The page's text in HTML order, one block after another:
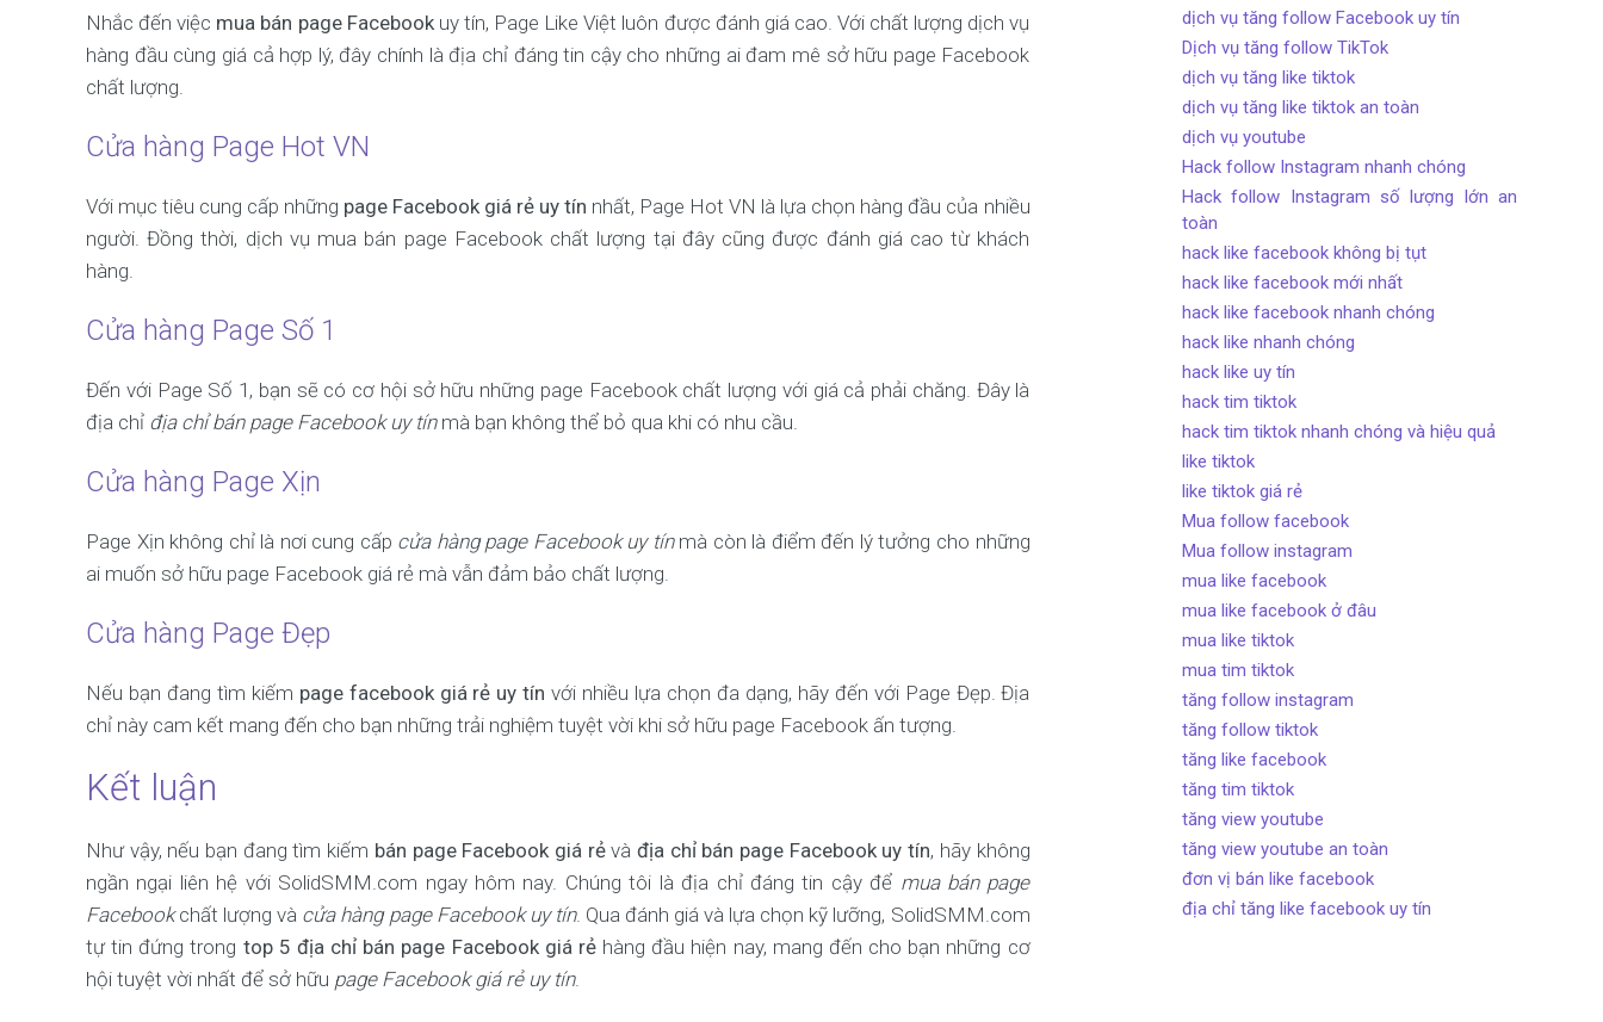
Nhắc đến việc mua bán page Facebookuy tín, Page Like Việt luôn được đánh giá cao. Với chất lượng dịch vụ
hàng đầu cùng giá cả hợp lý, đây chính là địa chỉ đáng tin cậy cho những ai đam mê sở hữu page Facebook
chất lượng.
Cửa hàng Page Hot VN
Với mục tiêu cung cấp những page Facebook giá rẻ uy tín nhất, Page Hot VN là lựa chọn hàng đầu của nhiều
người. Đồng thời, dịch vụ mua bán page Facebook chất lượng tại đây cũng được đánh giá cao từ khách
hàng.
Cửa hàng Page Số 1
Đến với Page Số 1, bạn sẽ có cơ hội sở hữu những page Facebook chất lượng với giá cả phải chăng. Đây là
địa chỉ địa chỉ bán page Facebook uy tínmà bạn không thể bỏ qua khi có nhu cầu.
Cửa hàng Page Xịn
Page Xịn không chỉ là nơi cung cấp cửa hàng page Facebook uy tínmà còn là điểm đến lý tưởng cho những
ai muốn sở hữu page Facebook giá rẻ mà vẫn đảm bảo chất lượng.
Cửa hàng Page Đẹp
Nếu bạn đang tìm kiếm page facebook giá rẻ uy tín với nhiều lựa chọn đa dạng, hãy đến với Page Đẹp. Địa
chỉ này cam kết mang đến cho bạn những trải nghiệm tuyệt vời khi sở hữu page Facebook ấn tượng.
Kết luận
Như vậy, nếu bạn đang tìm kiếm bán page Facebook giá rẻvà địa chỉ bán page Facebook uy tín, hãy không
ngần ngại liên hệ với SolidSMM.com ngay hôm nay. Chúng tôi là địa chỉ đáng tin cậy để mua bán page
Facebookchất lượng và cửa hàng page Facebook uy tín. Qua đánh giá và lựa chọn kỹ lưỡng, SolidSMM.com
tự tin đứng trong top 5 địa chỉ bán page Facebook giá rẻhàng đầu hiện nay, mang đến cho bạn những cơ
hội tuyệt vời nhất để sở hữu page Facebook giá rẻ uy tín.
dịch vụ tăng follow Facebook uy tín
Dịch vụ tăng follow TikTok
dịch vụ tăng like tiktok
dịch vụ tăng like tiktok an toàn
dịch vụ youtube
Hack follow Instagram nhanh chóng
Hack follow Instagram số lượng lớn an
toàn
hack like facebook không bị tụt
hack like facebook mới nhất
hack like facebook nhanh chóng
hack like nhanh chóng
hack like uy tín
hack tim tiktok
hack tim tiktok nhanh chóng và hiệu quả
like tiktok
like tiktok giá rẻ
Mua follow facebook
Mua follow instagram
mua like facebook
mua like facebook ở đâu
mua like tiktok
mua tim tiktok
tăng follow instagram
tăng follow tiktok
tăng like facebook
tăng tim tiktok
tăng view youtube
tăng view youtube an toàn
đơn vị bán like facebook
địa chỉ tăng like facebook uy tín